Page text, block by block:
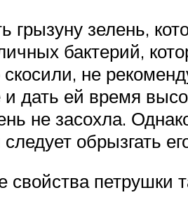
грызуну зелень,
бактерий,
скосили, не
и дать ей время
не засохла.
обрызгать
свойства петрушки